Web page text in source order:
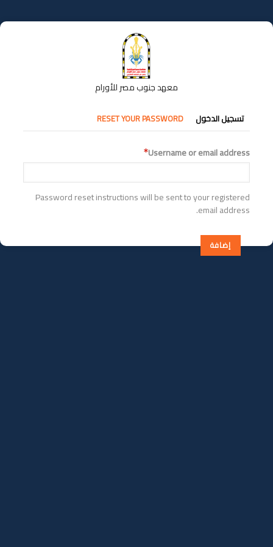
إلى
المحتوى
معهد جنوب مصر للأورام
التبويبات
الأساسية
تسجيل الدخول RESET YOUR PASSWORD
Username or email address
Password reset instructions will be sent to your registered
email address.